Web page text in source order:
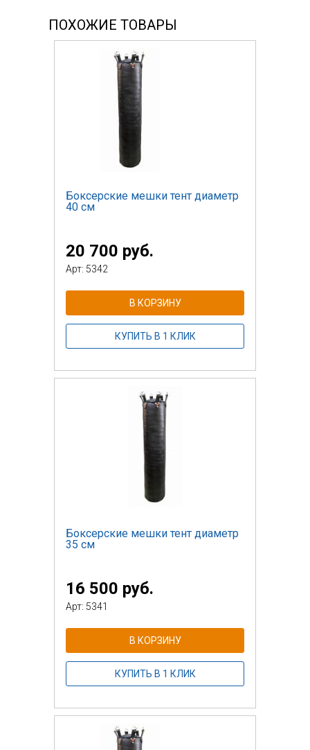
ПОХОЖИЕ ТОВАРЫ
Боксерские мешки тент диаметр
40 см
20 700 руб.
Арт: 5342
В КОРЗИНУ
КУПИТЬ В 1 КЛИК
Боксерские мешки тент диаметр
35 см
16 500 руб.
Арт: 5341
В КОРЗИНУ
КУПИТЬ В 1 КЛИК